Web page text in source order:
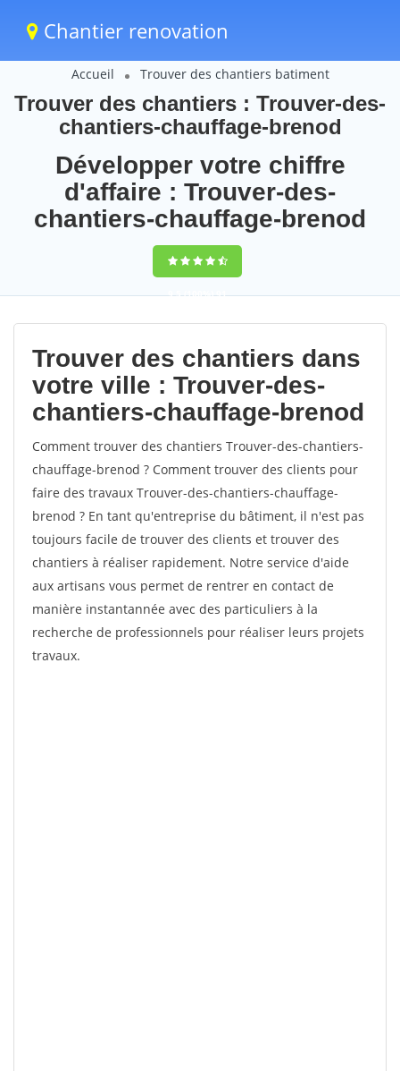
Chantier renovation
Accueil Trouver des chantiers batiment
Trouver des chantiers : Trouver-des-
chantiers-chauffage-brenod
Développer votre chiffre
d'affaire : Trouver-des-
chantiers-chauffage-brenod
9,5(100%)91
votes
Trouver des chantiers dans
votre ville : Trouver-des-
chantiers-chauffage-brenod
Comment trouver des chantiers Trouver-des-chantiers-
chauffage-brenod ? Comment trouver des clients pour
faire des travaux Trouver-des-chantiers-chauffage-
brenod ? En tant qu'entreprise du bâtiment, il n'est pas
toujours facile de trouver des clients et trouver des
chantiers à réaliser rapidement. Notre service d'aide
aux artisans vous permet de rentrer en contact de
manière instantannée avec des particuliers à la
recherche de professionnels pour réaliser leurs projets
travaux.